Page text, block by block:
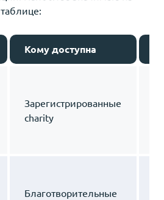
Кому доступна
Зарегистрированные
charity
Благотворительные